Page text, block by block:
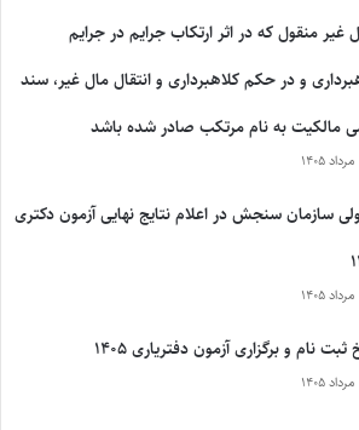
غیر منقول که در اثر ارتکاب جرایم در جرایم
و در حکم کلاهبرداری و انتقال مال غیر، سند
مالکیت به نام مرتکب صادر شده باشد
سازمان سنجش در اعلام نتایج نهایی آزمون دکتری
ثبت نام و برگزاری آزمون دفتریاری ۱۴۰۵